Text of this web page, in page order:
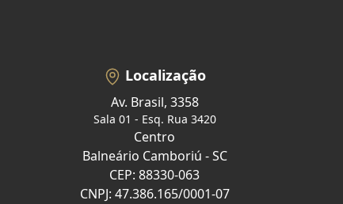
Localização
Av. Brasil, 3358
Sala 01 - Esq. Rua 3420
Centro
Balneário Camboriú - SC
CEP: 88330-063
CNPJ: 47.386.165/0001-07